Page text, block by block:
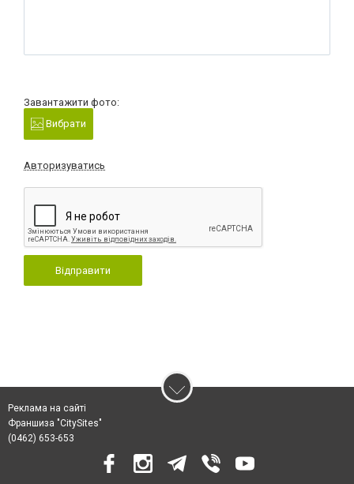
Завантажити фото:
Вибрати
Авторизуватись
Відправити
Реклама на сайті
Франшиза "CitySites"
(0462) 653-653